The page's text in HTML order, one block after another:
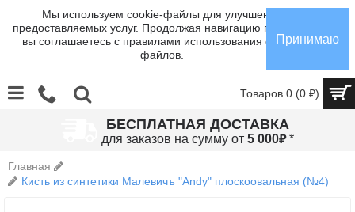
Мы используем cookie-файлы для улучшения
предоставляемых услуг. Продолжая навигацию по сайту,
вы соглашаетесь с правилами использования cookie-
файлов.
Принимаю
Товаров 0 (0 ₽)
БЕСПЛАТНАЯ ДОСТАВКА
для заказов на сумму от 5 000₽*
Главная
Кисть из синтетики Малевичъ "Andy" плоскоовальная (№4)